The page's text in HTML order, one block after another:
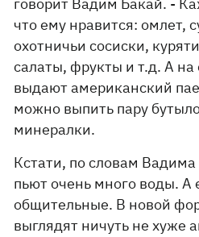
что ему нравится: омлет,
охотничьи сосиски,
салаты, фрукты и т.д. А на
выдают американский
можно выпить пару
минералки.
Кстати, по словам
пьют очень много воды. А
общительные. В новой
выглядят ничуть не хуже